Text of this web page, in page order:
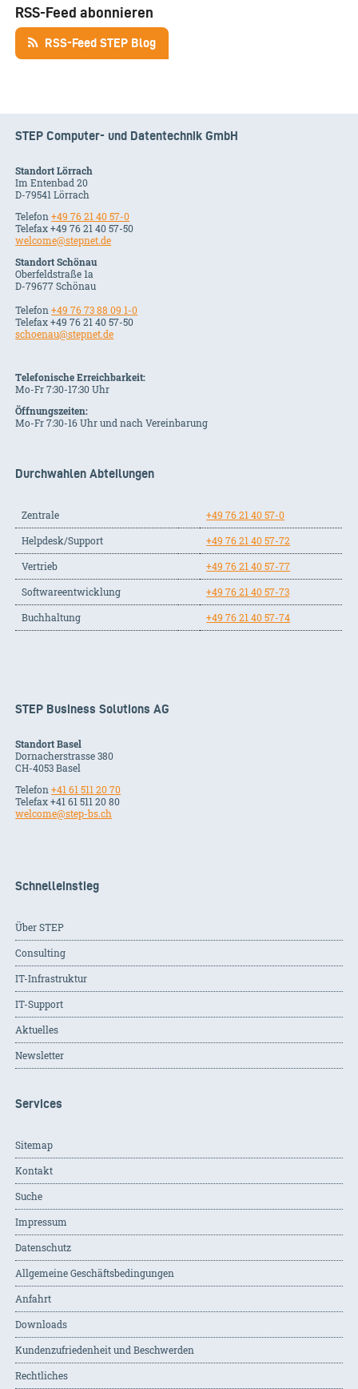
RSS-Feed abonnieren
RSS-Feed STEP Blog
STEP Computer- und Datentechnik GmbH
Standort Lörrach
Im Entenbad 20
D-79541 Lörrach
Telefon+49 76 21 40 57-0
Telefax +49 76 21 40 57-50
welcome@stepnet.de
Standort Schönau
Oberfeldstraße 1a
D-79677 Schönau
Telefon+49 76 73 88 09 1-0
Telefax +49 76 21 40 57-50
schoenau@stepnet.de
Telefonische Erreichbarkeit:
Mo-Fr 7:30-17:30 Uhr
Öffnungszeiten:
Mo-Fr 7:30-16 Uhr und nach Vereinbarung
Durchwahlen Abteilungen
Zentrale
+49 76 21 40 57-0
Helpdesk/Support
+49 76 21 40 57-72
Vertrieb
+49 76 21 40 57-77
Softwareentwicklung
+49 76 21 40 57-73
Buchhaltung
+49 76 21 40 57-74
STEP Business Solutions AG
Standort Basel
Dornacherstrasse 380
CH-4053Basel
Telefon+41 61 511 20 70
Telefax +41 61 511 20 80
welcome@step-bs.ch
Schnelleinstieg
Über STEP
Consulting
IT-Infrastruktur
IT-Support
Aktuelles
Newsletter
Services
Sitemap
Kontakt
Suche
Impressum
Datenschutz
Allgemeine Geschäftsbedingungen
Anfahrt
Downloads
Kundenzufriedenheit und Beschwerden
Rechtliches